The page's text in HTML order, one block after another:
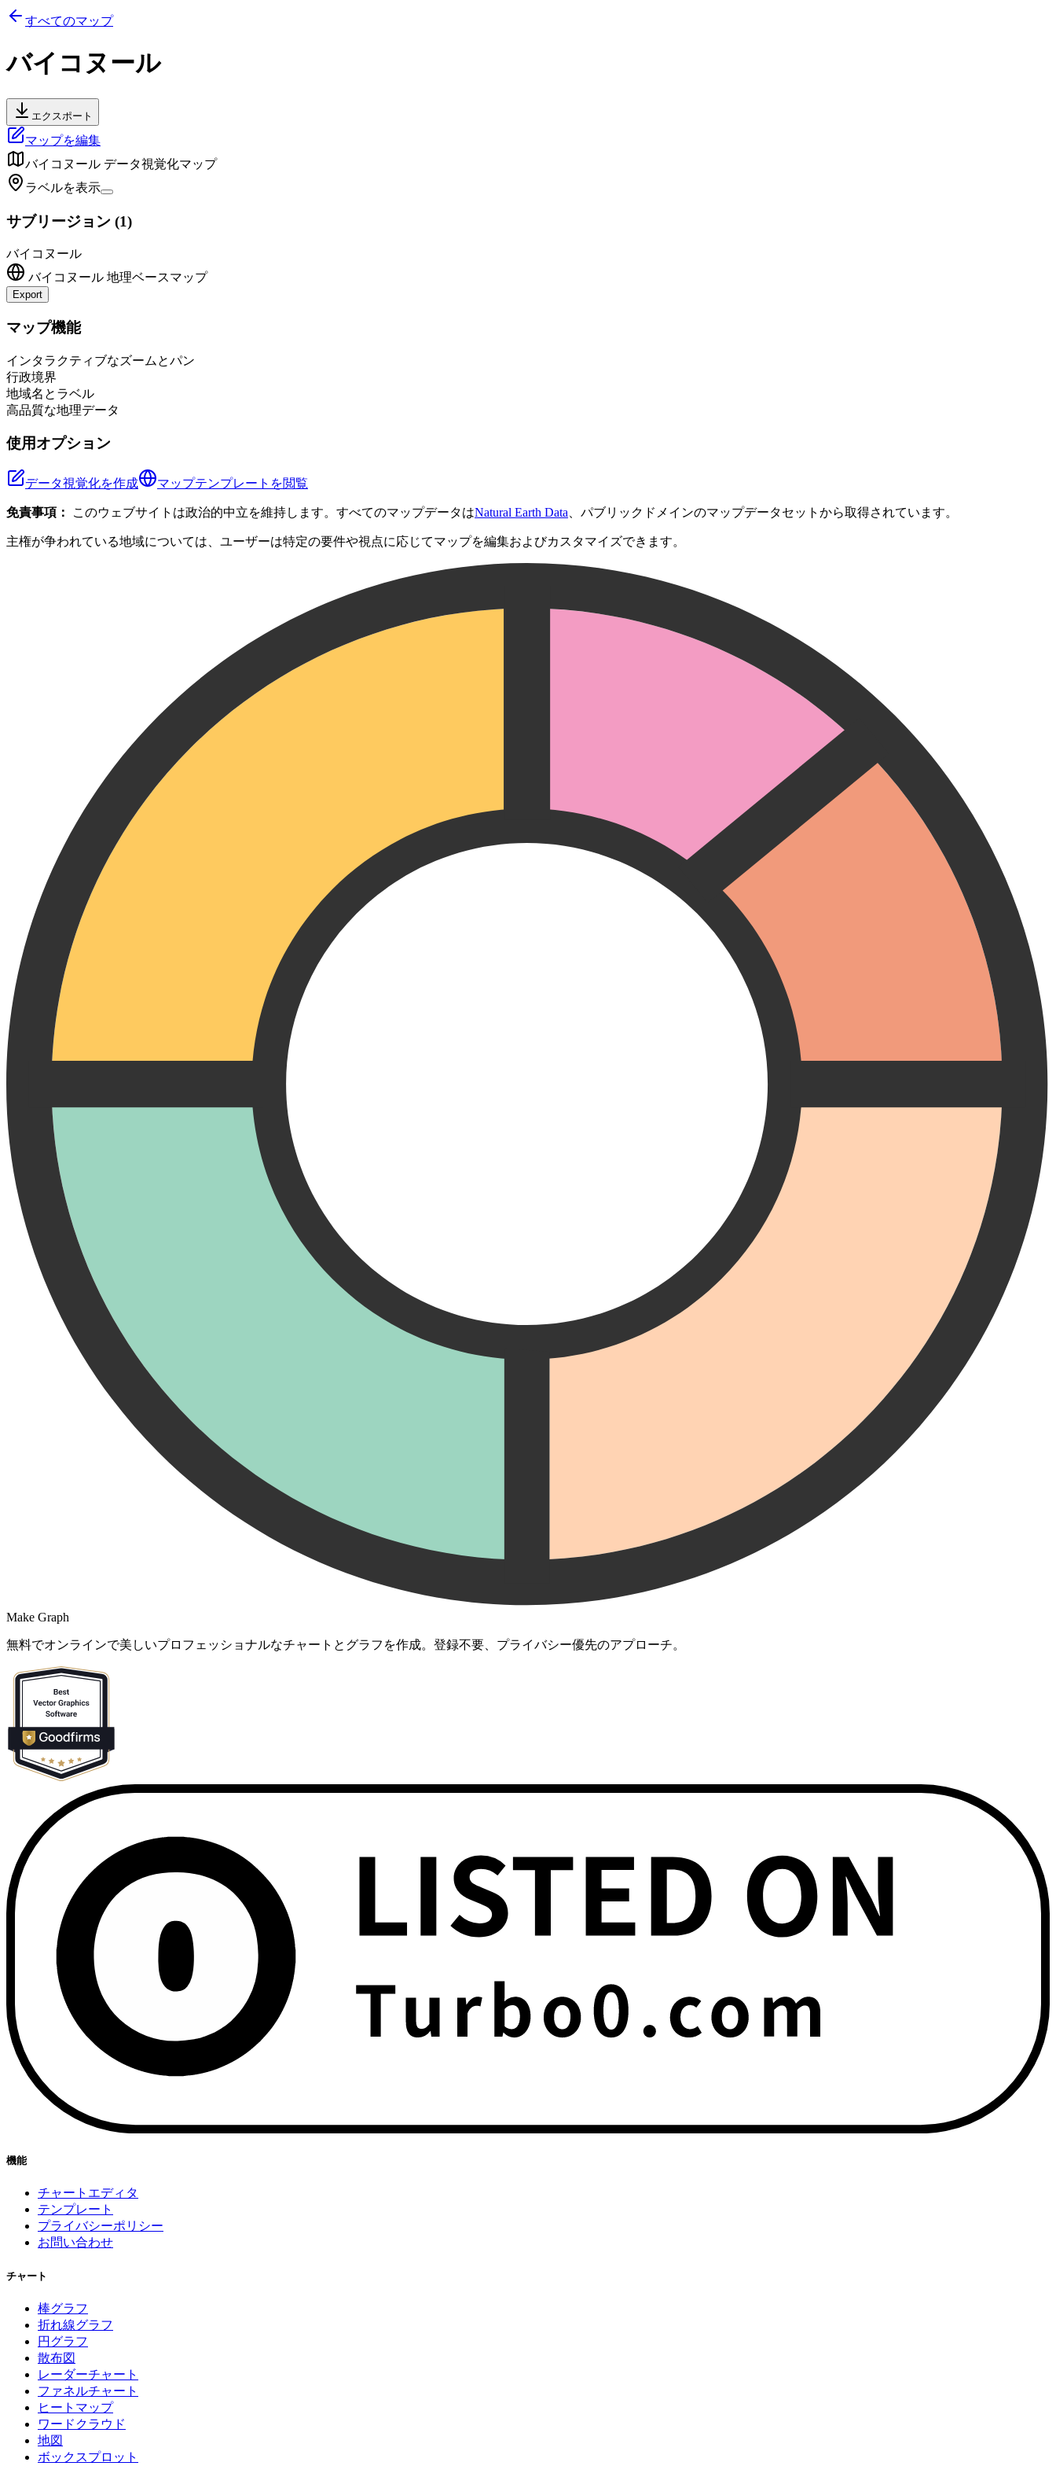
すべてのマップ
バイコヌール
エクスポート
マップを編集
バイコヌール データ視覚化マップ
ラベルを表示
サブリージョン (1)
バイコヌール
バイコヌール 地理ベースマップ
Export
+
マップ機能
インタラクティブなズームとパン
行政境界
地域名とラベル
高品質な地理データ
使用オプション
データ視覚化を作成 マップテンプレートを閲覧
免責事項： このウェブサイトは政治的中立を維持します。すべてのマップデータはNatural Earth Data 、パブリックドメインのマップデータセットから取得されています。
主権が争われている地域については、ユーザーは特定の要件や視点に応じてマップを編集およびカスタマイズできます。
Make Graph
無料でオンラインで美しいプロフェッショナルなチャートとグラフを作成。登録不要、プライバシー優先のアプローチ。
機能
チャートエディタ
テンプレート
プライバシーポリシー
お問い合わせ
チャート
棒グラフ
折れ線グラフ
円グラフ
散布図
レーダーチャート
ファネルチャート
ヒートマップ
ワードクラウド
地図
ボックスプロット